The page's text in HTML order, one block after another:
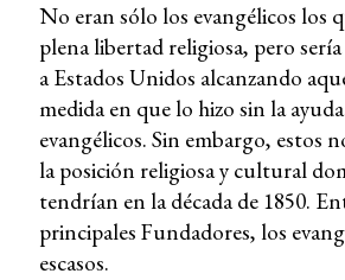
No eran sólo los evangélicos los
plena libertad religiosa, pero
a Estados Unidos alcanzando
medida en que lo hizo sin la
evangélicos. Sin embargo, estos
la posición religiosa y cultural
tendrían en la década de 1850.
principales Fundadores, los
escasos.